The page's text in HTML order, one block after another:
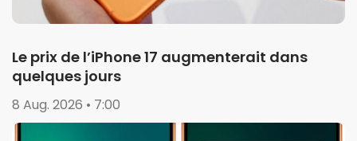
Le prix de l’iPhone 17 augmenterait dans
quelques jours
8 Aug. 2026 • 7:00